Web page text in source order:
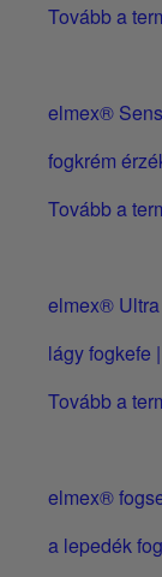
Tovább a
elmex®
fogkrém
Tovább a
elmex®
lágy fogkefe
Tovább a
elmex®
a lepedék